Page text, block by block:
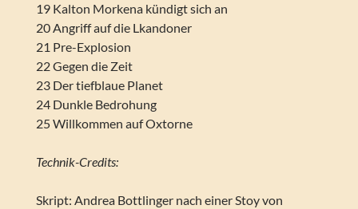
19 Kalton Morkena kündigt sich an
20 Angriff auf die Lkandoner
21 Pre-Explosion
22 Gegen die Zeit
23 Der tiefblaue Planet
24 Dunkle Bedrohung
25 Willkommen auf Oxtorne
Technik-Credits:
Skript: Andrea Bottlinger nach einer Stoy von